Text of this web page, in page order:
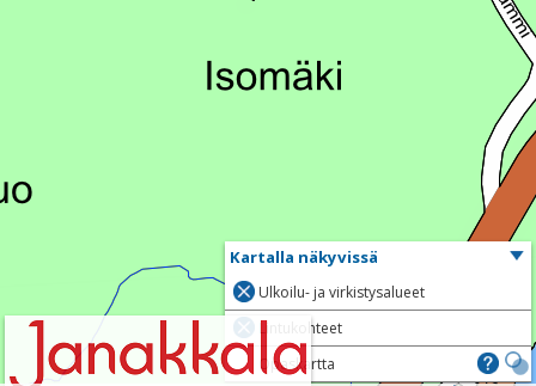
Kartalla näkyvissä
Ulkoilu- ja virkistysalueet
Lintukohteet
Opaskartta